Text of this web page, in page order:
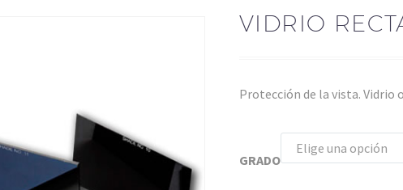
VIDRIO
Protección de la vista. Vidrio
GRADO
Elige una opción